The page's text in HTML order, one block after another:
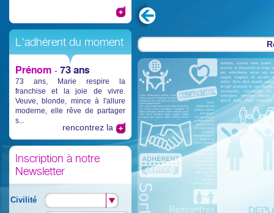
L'adhérent du moment
Prénom - 73 ans
73 ans, Marie respire la
franchise et la joie de vivre.
Veuve, blonde, mince à l'allure
moderne, elle rêve de partager
s...
rencontrez la
Inscription à notre
Newsletter
Civilité